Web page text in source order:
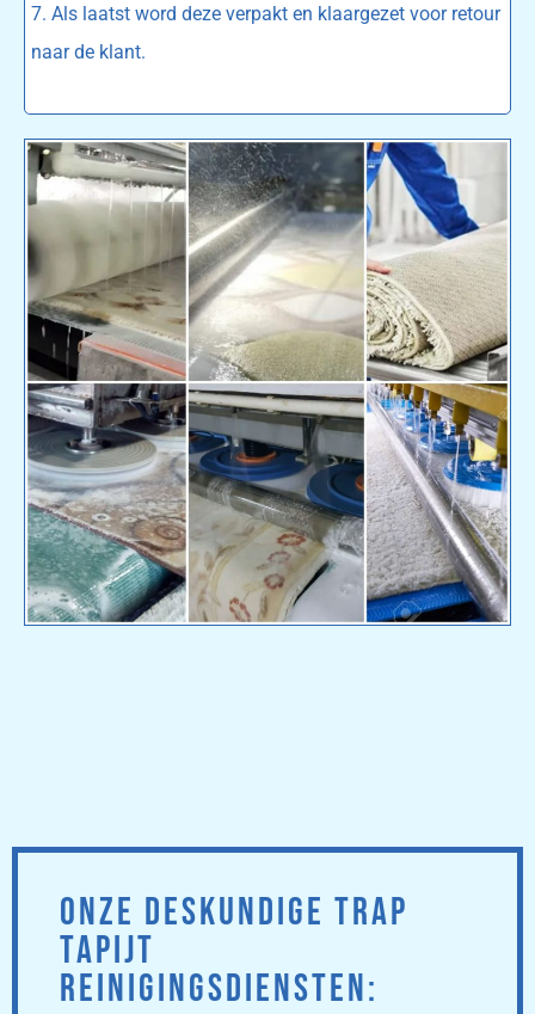
7. Als laatst word deze verpakt en klaargezet voor retour
naar de klant.
ONZE DESKUNDIGE TRAP
TAPIJT
REINIGINGSDIENSTEN: